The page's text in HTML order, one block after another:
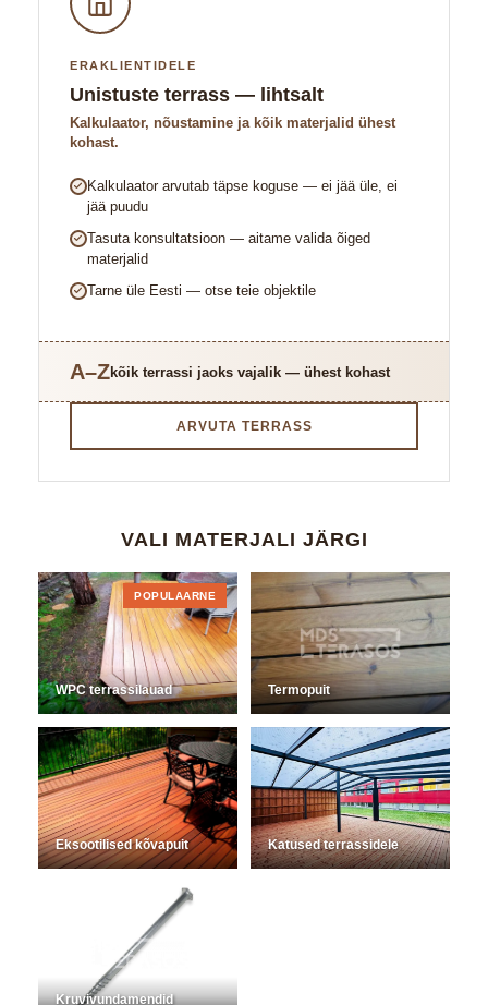
ERAKLIENTIDELE
Unistuste terrass — lihtsalt
Kalkulaator, nõustamine ja kõik materjalid ühest
kohast.
Kalkulaator arvutab täpse koguse — ei jää üle, ei
jää puudu
Tasuta konsultatsioon — aitame valida õiged
materjalid
Tarne üle Eesti — otse teie objektile
A–Zkõik terrassi jaoks vajalik — ühest kohast
ARVUTA TERRASS
VALI MATERJALI JÄRGI
WPC terrassilauad
POPULAARNE
Termopuit
Eksootilised kõvapuit Katused terrassidele
Kruvivundamendid